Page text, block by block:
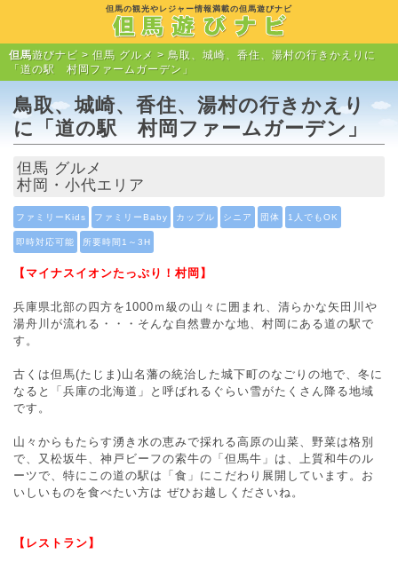
但馬の観光やレジャー情報満載の但馬遊びナビ
但馬遊びナビ > 但馬 グルメ > 鳥取、城崎、香住、湯村の行きかえりに
「道の駅 村岡ファームガーデン」
鳥取、城崎、香住、湯村の行きかえり
に「道の駅 村岡ファームガーデン」
但馬 グルメ
村岡・小代エリア
ファミリーKids ファミリーBaby カップル シニア 団体 1人でもOK
即時対応可能 所要時間1～3H
【マイナスイオンたっぷり！村岡】
兵庫県北部の四方を1000ｍ級の山々に囲まれ、清らかな矢田川や
湯舟川が流れる・・・そんな自然豊かな地、村岡にある道の駅で
す。
古くは但馬(たじま)山名藩の統治した城下町のなごりの地で、冬に
なると「兵庫の北海道」と呼ばれるぐらい雪がたくさん降る地域
です。
山々からもたらす湧き水の恵みで採れる高原の山菜、野菜は格別
で、又松坂牛、神戸ビーフの索牛の「但馬牛」は、上質和牛のル
ーツで、特にこの道の駅は「食」にこだわり展開しています。お
いしいものを食べたい方は ぜひお越しくださいね。
【レストラン】